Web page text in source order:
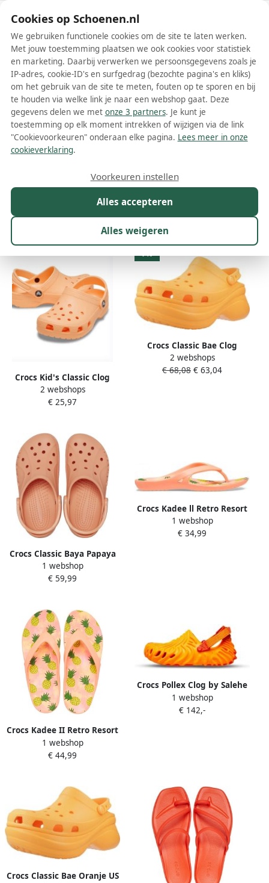
Schoenen.nl
Wis filters Alle filters
Oranje Crocs damesschoenen
Meer lezen
Kleur 1
24 resultaten:
Crocs Kid's Classic Clog
Sandalen maat C11 beige
oranje
2 webshops
€ 25,97
7%
Crocs Classic Bae Clog
Platform Dames Klomp
Orangesicle Verstelbare
2 webshops
€ 68,08 € 63,04
Crocs Classic Baya Papaya
M9W11
1 webshop
€ 59,99
Crocs Kadee ll Retro Resort
Flip Papaya US W9
1 webshop
€ 34,99
Crocs Kadee II Retro Resort
Flip Papaya Multi
1 webshop
€ 44,99
Crocs Pollex Clog by Salehe
Bembury Cobbler
1 webshop
€ 142,-
Crocs Classic Bae Oranje US
Cookies op Schoenen.nl
We gebruiken functionele cookies om de site te laten werken.
Met jouw toestemming plaatsen we ook cookies voor statistiek
en marketing. Daarbij verwerken we persoonsgegevens zoals je
IP-adres, cookie-ID's en surfgedrag (bezochte pagina's en kliks)
om het gebruik van de site te meten, fouten op te sporen en bij
te houden via welke link je naar een webshop gaat. Deze
gegevens delen we met onze 3 partners. Je kunt je
toestemming op elk moment intrekken of wijzigen via de link
"Cookievoorkeuren" onderaan elke pagina. Lees meer in onze
cookieverklaring.
Alles accepteren
Alles weigeren
Voorkeuren instellen